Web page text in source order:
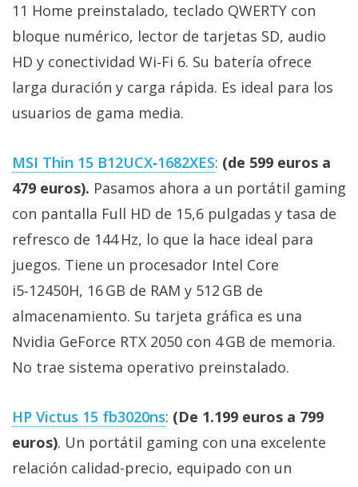
11 Home preinstalado, teclado QWERTY con
bloque numérico, lector de tarjetas SD, audio
HD y conectividad Wi‑Fi 6. Su batería ofrece
larga duración y carga rápida. Es ideal para los
usuarios de gama media.
MSI Thin 15 B12UCX‑1682XES: (de 599 euros a
479 euros). Pasamos ahora a un portátil gaming
con pantalla Full HD de 15,6 pulgadas y tasa de
refresco de 144 Hz, lo que la hace ideal para
juegos. Tiene un procesador Intel Core
i5‑12450H, 16 GB de RAM y 512 GB de
almacenamiento. Su tarjeta gráfica es una
Nvidia GeForce RTX 2050 con 4 GB de memoria.
No trae sistema operativo preinstalado.
HP Victus 15 fb3020ns: (De 1.199 euros a 799
euros). Un portátil gaming con una excelente
relación calidad-precio, equipado con un